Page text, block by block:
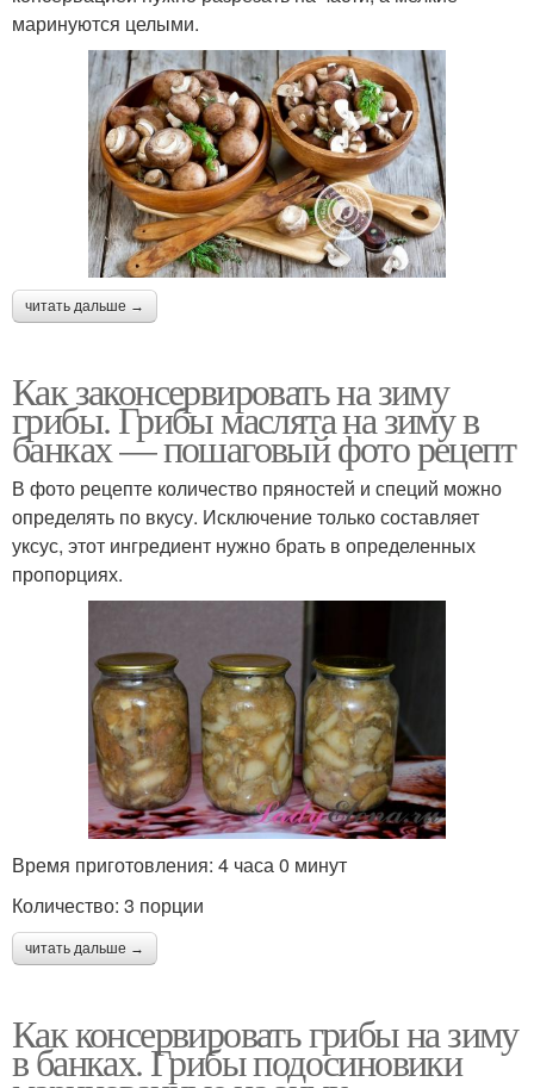
маринуются целыми.
читать дальше →
Как законсервировать на зиму
грибы. Грибы маслята на зиму в
банках — пошаговый фото рецепт
В фото рецепте количество пряностей и специй можно
определять по вкусу. Исключение только составляет
уксус, этот ингредиент нужно брать в определенных
пропорциях.
Время приготовления: 4 часа 0 минут
Количество: 3 порции
читать дальше →
Как консервировать грибы на зиму
в банках. Грибы подосиновики